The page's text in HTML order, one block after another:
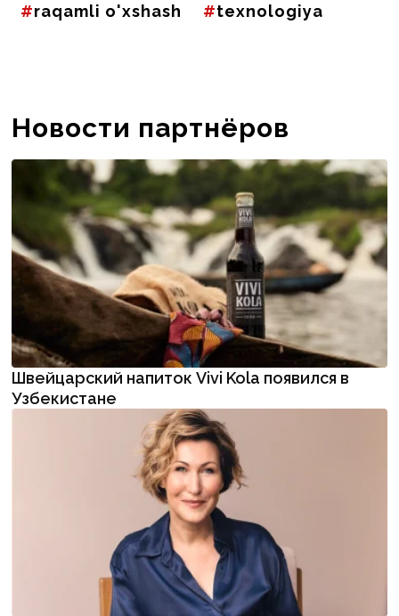
raqamli o'xshash
texnologiya
Новости партнёров
Швейцарский напиток Vivi Kola появился в
Узбекистане